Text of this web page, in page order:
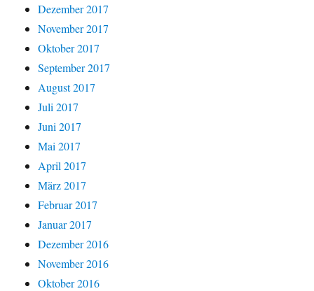
Dezember 2017
November 2017
Oktober 2017
September 2017
August 2017
Juli 2017
Juni 2017
Mai 2017
April 2017
März 2017
Februar 2017
Januar 2017
Dezember 2016
November 2016
Oktober 2016